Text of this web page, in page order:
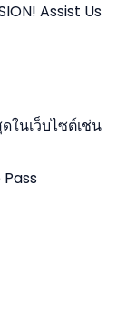
Assist Us
นเว็บไซต์เช่น